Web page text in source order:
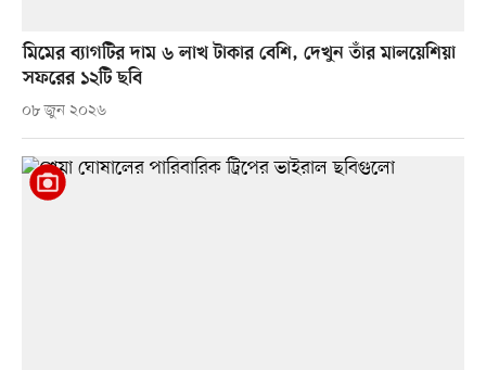
মিমের ব্যাগটির দাম ৬ লাখ টাকার বেশি, দেখুন তাঁর মালয়েশিয়া
সফরের ১২টি ছবি
০৮ জুন ২০২৬